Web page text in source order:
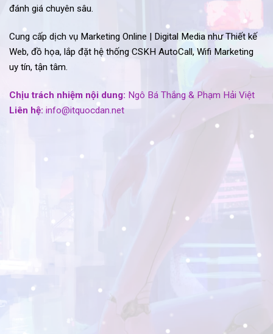
đánh giá chuyên sâu.
Cung cấp dịch vụ Marketing Online | Digital Media như Thiết kế
Web, đồ họa, lắp đặt hệ thống CSKH AutoCall, Wifi Marketing
uy tín, tận tâm.
Chịu trách nhiệm nội dung: Ngô Bá Thắng & Phạm Hải Việt
Liên hệ: info@itquocdan.net